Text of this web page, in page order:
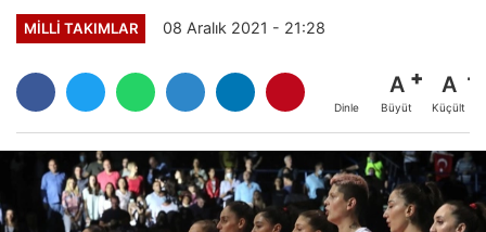
MILLI TAKIMLAR 08 Aralık 2021 - 21:28
Dinle
A
Büyüt
A
Küçült